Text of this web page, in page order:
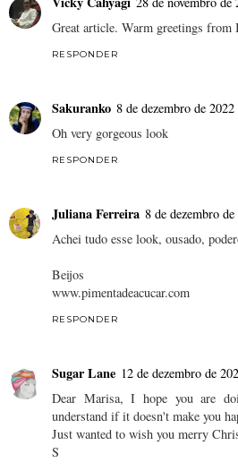
Great article. Warm greetings from
RESPONDER
Sakuranko 8 de dezembro de
Oh very gorgeous look
RESPONDER
Juliana Ferreira 8 de dezembro
Achei tudo esse look, ousado,
Beijos
www.pimentadeacucar.com
RESPONDER
Sugar Lane 12 de dezembro de
Dear Marisa, I hope you are
understand if it doesn't make you
Just wanted to wish you merry
S